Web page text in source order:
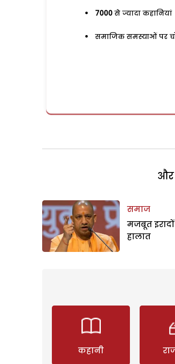
7000 से ज्यादा कहानियां
समाजिक समस्याओं पर
और
समाज
मजबूत
हालात
कहानी